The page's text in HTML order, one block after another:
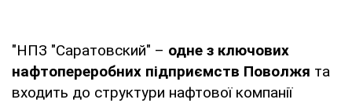
"НПЗ "Саратовский" – одне з ключових
нафтопереробних підприємств Поволжя та
входить до структури нафтової компанії